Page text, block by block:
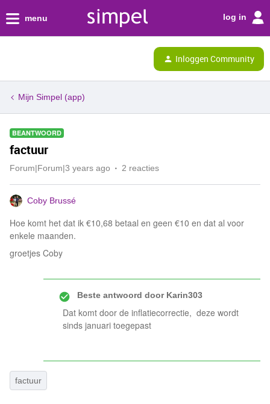
menu log in
Inloggen Community
Mijn Simpel (app)
BEANTWOORD
factuur
Forum|Forum|3 years ago 2 reacties
Coby Brussé
Hoe komt het dat ik €10,68 betaal en geen €10 en dat al voor
enkele maanden.
groetjes Coby
Beste antwoord doorKarin303
Dat komt door de inflatiecorrectie, deze wordt
sinds januari toegepast
factuur